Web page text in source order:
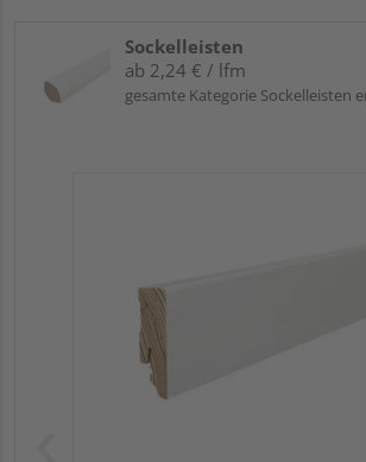
Sockelleisten
ab 2,24 € / lfm
gesamte Kategorie Sockelleisten